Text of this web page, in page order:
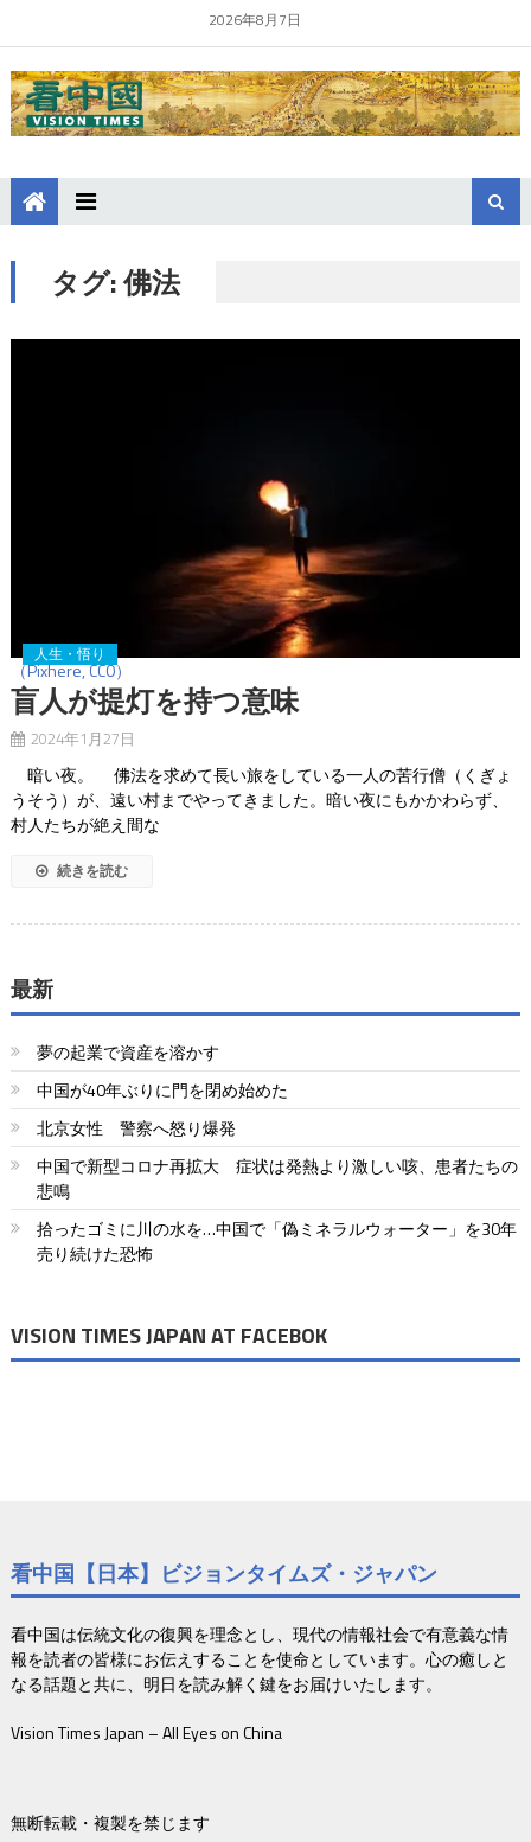
2026年8月7日
タグ:佛法
（Pixhere, CC0）
人生・悟り
盲人が提灯を持つ意味
2024年1月27日
暗い夜。 佛法を求めて長い旅をしている一人の苦行僧（くぎょ
うそう）が、遠い村までやってきました。暗い夜にもかかわらず、
村人たちが絶え間な
続きを読む
最新
夢の起業で資産を溶かす
中国が40年ぶりに門を閉め始めた
北京女性 警察へ怒り爆発
中国で新型コロナ再拡大 症状は発熱より激しい咳、患者たちの
悲鳴
拾ったゴミに川の水を…中国で「偽ミネラルウォーター」を30年
売り続けた恐怖
VISION TIMES JAPAN AT FACEBOK
看中国【日本】ビジョンタイムズ・ジャパン
看中国は伝統文化の復興を理念とし、現代の情報社会で有意義な情
報を読者の皆様にお伝えすることを使命としています。心の癒しと
なる話題と共に、明日を読み解く鍵をお届けいたします。
Vision Times Japan – All Eyes on China
無断転載・複製を禁じます